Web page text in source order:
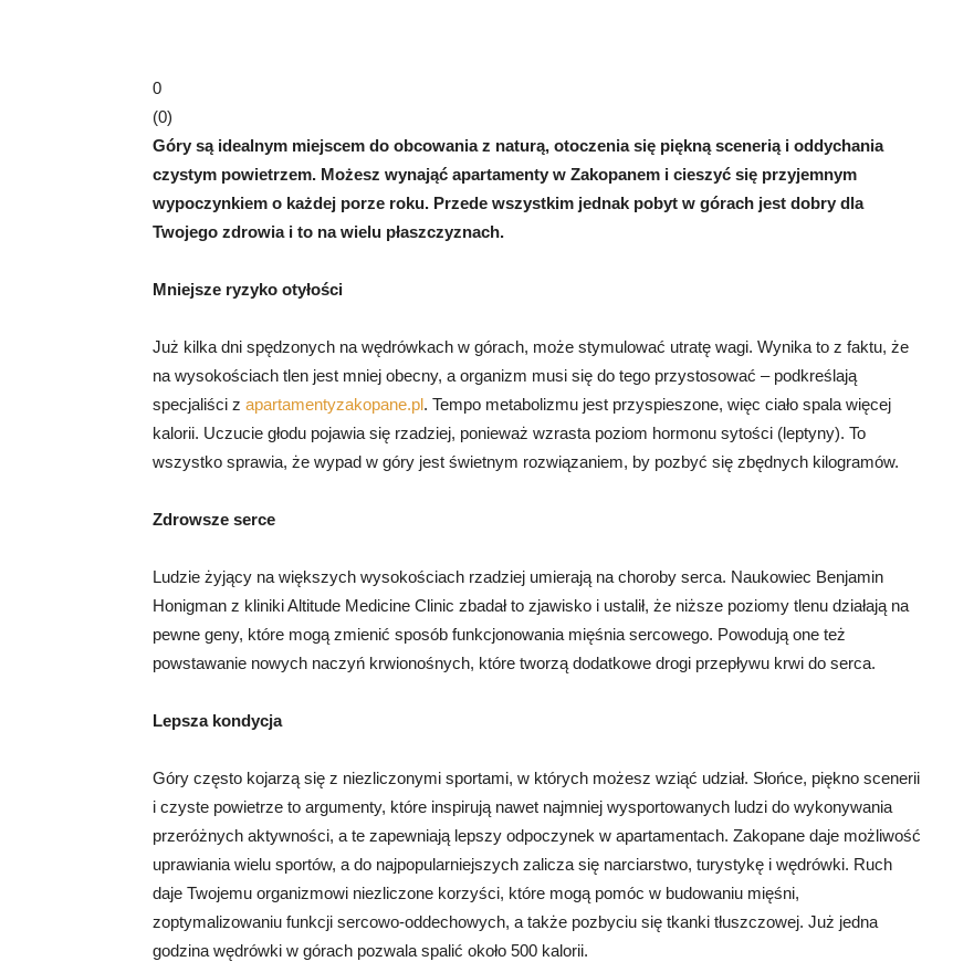
0
(0)
Góry są idealnym miejscem do obcowania z naturą, otoczenia się piękną scenerią i oddychania
czystym powietrzem. Możesz wynająć apartamenty w Zakopanem i cieszyć się przyjemnym
wypoczynkiem o każdej porze roku. Przede wszystkim jednak pobyt w górach jest dobry dla
Twojego zdrowia i to na wielu płaszczyznach.
Mniejsze ryzyko otyłości
Już kilka dni spędzonych na wędrówkach w górach, może stymulować utratę wagi. Wynika to z faktu, że
na wysokościach tlen jest mniej obecny, a organizm musi się do tego przystosować – podkreślają
specjaliści z apartamentyzakopane.pl. Tempo metabolizmu jest przyspieszone, więc ciało spala więcej
kalorii. Uczucie głodu pojawia się rzadziej, ponieważ wzrasta poziom hormonu sytości (leptyny). To
wszystko sprawia, że wypad w góry jest świetnym rozwiązaniem, by pozbyć się zbędnych kilogramów.
Zdrowsze serce
Ludzie żyjący na większych wysokościach rzadziej umierają na choroby serca. Naukowiec Benjamin
Honigman z kliniki Altitude Medicine Clinic zbadał to zjawisko i ustalił, że niższe poziomy tlenu działają na
pewne geny, które mogą zmienić sposób funkcjonowania mięśnia sercowego. Powodują one też
powstawanie nowych naczyń krwionośnych, które tworzą dodatkowe drogi przepływu krwi do serca.
Lepsza kondycja
Góry często kojarzą się z niezliczonymi sportami, w których możesz wziąć udział. Słońce, piękno scenerii
i czyste powietrze to argumenty, które inspirują nawet najmniej wysportowanych ludzi do wykonywania
przeróżnych aktywności, a te zapewniają lepszy odpoczynek w apartamentach. Zakopane daje możliwość
uprawiania wielu sportów, a do najpopularniejszych zalicza się narciarstwo, turystykę i wędrówki. Ruch
daje Twojemu organizmowi niezliczone korzyści, które mogą pomóc w budowaniu mięśni,
zoptymalizowaniu funkcji sercowo-oddechowych, a także pozbyciu się tkanki tłuszczowej. Już jedna
godzina wędrówki w górach pozwala spalić około 500 kalorii.